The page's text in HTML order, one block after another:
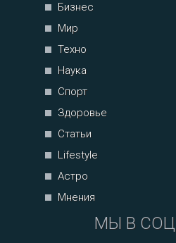
Бизнес
Мир
Техно
Наука
Спорт
Здоровье
Статьи
Lifestyle
Астро
Мнения
МЫ В